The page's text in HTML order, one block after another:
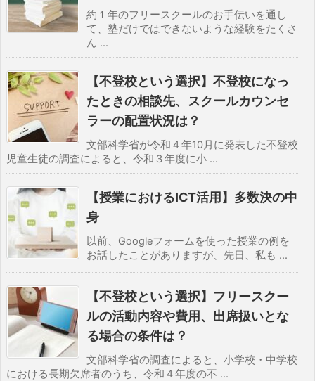
約１年のフリースクールのお手伝いを通し
て、塾だけではできないような経験をたくさ
ん ...
【不登校という選択】不登校になっ
たときの相談先、スクールカウンセ
ラーの配置状況は？
文部科学省が令和４年10月に発表した不登校
児童生徒の調査によると、令和３年度に小 ...
【授業におけるICT活用】多数決の中
身
以前、Googleフォームを使った授業の例を
お話したことがありますが、先日、私も ...
【不登校という選択】フリースクー
ルの活動内容や費用、出席扱いとな
る場合の条件は？
文部科学省の調査によると、小学校・中学校
における長期欠席者のうち、令和４年度の不 ...